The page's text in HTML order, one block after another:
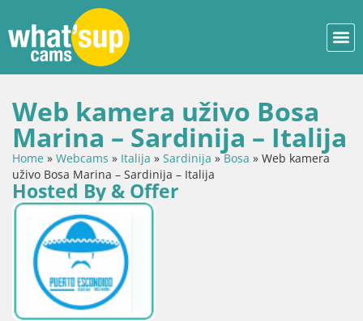
Web kamera uživo Bosa
Marina – Sardinija – Italija
Home » Webcams » Italija » Sardinija »Bosa » Web kamera
uživo Bosa Marina – Sardinija – Italija
Hosted By & Offer